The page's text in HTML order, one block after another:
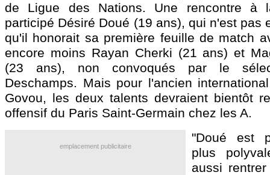
de Ligue des Nations. Une rencontre à
participé Désiré Doué (19 ans), qui n'est pas
qu'il honorait sa première feuille de match
encore moins Rayan Cherki (21 ans) et
(23 ans), non convoqués par le
Deschamps. Mais pour l'ancien
Govou, les deux talents devraient bientôt
offensif du Paris Saint-Germain chez les A.
emplacement publicitaire
"Doué est
plus
aussi